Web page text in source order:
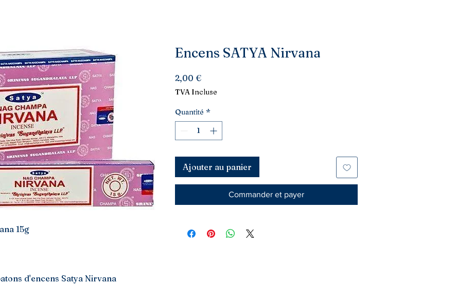
15g
d'encens Satya Nirvana
Encens SATYA Nirvana
2,00 €Prix
TVA Incluse
Quantité *
Ajouter au panier
Commander et payer